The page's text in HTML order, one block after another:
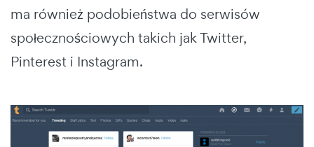
ma również podobieństwa do serwisów
społecznościowych takich jak Twitter,
Pinterest i Instagram.